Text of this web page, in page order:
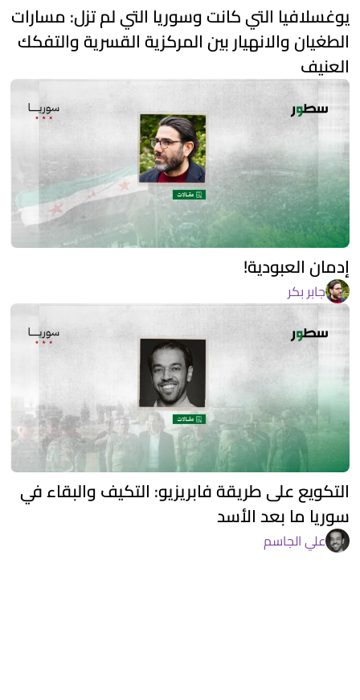
يوغسلافيا التي كانت وسوريا التي لم تزل: مسارات
الطغيان والانهيار بين المركزية القسرية والتفكك
العنيف
إدمان العبودية!
جابر بكر
التكويع على طريقة فابريزيو: التكيف والبقاء في
سوريا ما بعد الأسد
علي الجاسم